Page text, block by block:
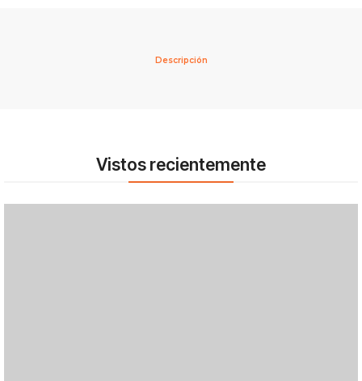
Descripción
Vistos recientemente